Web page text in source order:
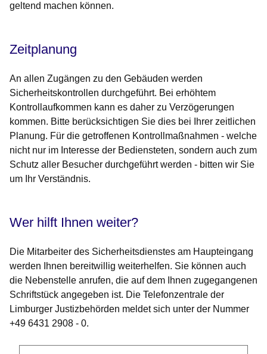
geltend machen können.
Zeitplanung
An allen Zugängen zu den Gebäuden werden
Sicherheitskontrollen durchgeführt. Bei erhöhtem
Kontrollaufkommen kann es daher zu Verzögerungen
kommen. Bitte berücksichtigen Sie dies bei Ihrer zeitlichen
Planung. Für die getroffenen Kontrollmaßnahmen - welche
nicht nur im Interesse der Bediensteten, sondern auch zum
Schutz aller Besucher durchgeführt werden - bitten wir Sie
um Ihr Verständnis.
Wer hilft Ihnen weiter?
Die Mitarbeiter des Sicherheitsdienstes am Haupteingang
werden Ihnen bereitwillig weiterhelfen. Sie können auch
die Nebenstelle anrufen, die auf dem Ihnen zugegangenen
Schriftstück angegeben ist. Die Telefonzentrale der
Limburger Justizbehörden meldet sich unter der Nummer
+49 6431 2908 - 0.